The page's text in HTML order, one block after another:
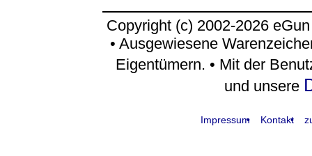
Copyright (c) 2002-2026
• Ausgewiesene
Eigentümern. • Mit der
und unsere
Impressum Kontakt